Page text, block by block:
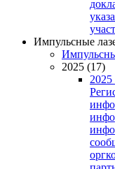
Импульсные
2025 (17)
2025